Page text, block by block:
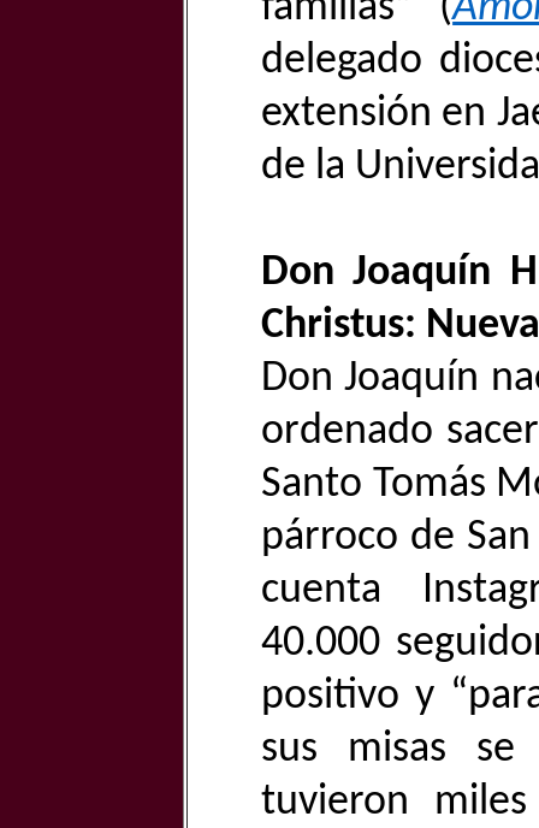
delegado
extensión en
de la
Don Joaquín
Christus:
Don Joaquín
ordenado
Santo Tomás
párroco de
cuenta
40.000
positivo y
sus misas se
tuvieron